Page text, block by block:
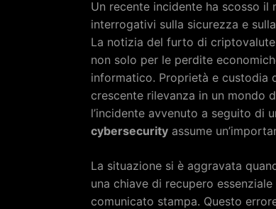
Un recente incidente ha scosso
interrogativi sulla sicurezza e
La notizia del furto di
non solo per le perdite
informatico. Proprietà e custodia
crescente rilevanza in un mondo
l’incidente avvenuto a seguito di
cybersecurity assume
La situazione si è aggravata
una chiave di recupero
comunicato stampa. Questo